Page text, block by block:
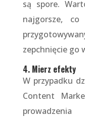
są spore.
najgorsze, co
zepchnięcie go
4. Mierz efekty
W przypadku
Content